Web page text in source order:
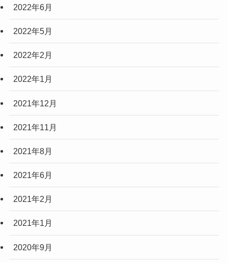
2022年6月
2022年5月
2022年2月
2022年1月
2021年12月
2021年11月
2021年8月
2021年6月
2021年2月
2021年1月
2020年9月